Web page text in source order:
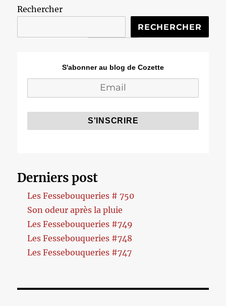
Rechercher
RECHERCHER
S'abonner au blog de Cozette
Derniers post
Les Fessebouqueries # 750
Son odeur après la pluie
Les Fessebouqueries #749
Les Fessebouqueries #748
Les Fessebouqueries #747